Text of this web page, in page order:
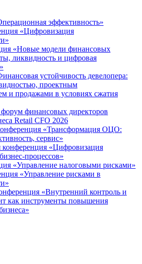
эффективность»
«Цифровизация
«Новые модели финансовых
ликвидность и цифровая
устойчивость девелопера:
проектным
и продажами в условиях сжатия
финансовых директоров
Retail CFO 2026
«Трансформация ОЦО:
сервис»
конференция «Цифровизация
процессов»
«Управление налоговыми рисками»
«Управление рисками в
«Внутренний контроль и
как инструменты повышения